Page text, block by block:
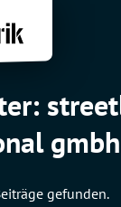
gmbh
gefunden.